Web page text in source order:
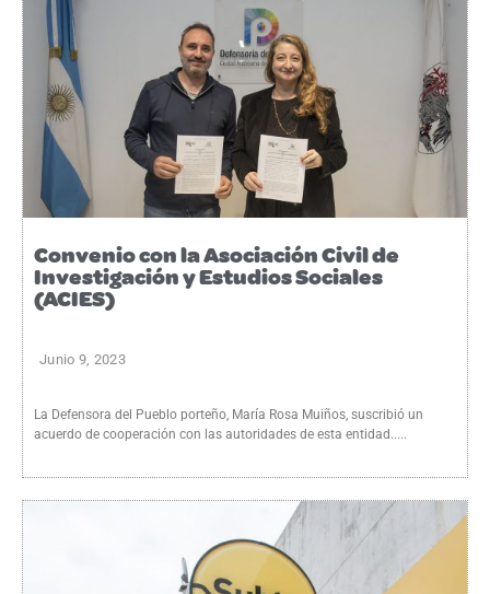
Convenio con la Asociación Civil de
Investigación y Estudios Sociales
(ACIES)
Junio 9, 2023
La Defensora del Pueblo porteño, María Rosa Muiños, suscribió un
acuerdo de cooperación con las autoridades de esta entidad.....